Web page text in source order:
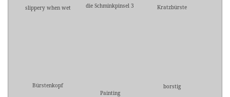
slippery when wet die Schminkpinsel 3 Kratzbürste
Bürstenkopf
Painting
borstig